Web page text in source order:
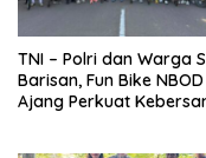
TNI – Polri dan Warga
Barisan, Fun Bike
Ajang Perkuat